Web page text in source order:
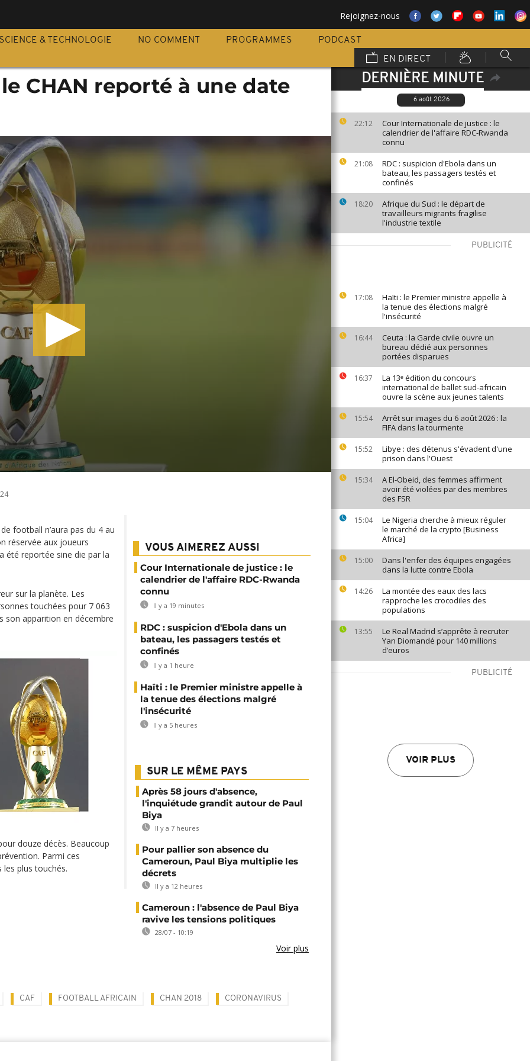
Rejoignez-nous
SCIENCE & TECHNOLOGIE NO COMMENT PROGRAMMES
PODCAST
EN DIRECT
DERNIÈRE MINUTE
6 août 2026
22:12
Cour Internationale de justice : le
calendrier de l'affaire RDC-Rwanda
connu
21:08
RDC : suspicion d'Ebola dans un
bateau, les passagers testés et
confinés
18:20
Afrique du Sud : le départ de
travailleurs migrants fragilise
l'industrie textile
PUBLICITÉ
17:08
Haïti : le Premier ministre appelle à
la tenue des élections malgré
l'insécurité
16:44
Ceuta : la Garde civile ouvre un
bureau dédié aux personnes
portées disparues
16:37
La 13ᵉ édition du concours
international de ballet sud-africain
ouvre la scène aux jeunes talents
15:54
Arrêt sur images du 6 août 2026 : la
FIFA dans la tourmente
15:52
Libye : des détenus s'évadent d'une
prison dans l'Ouest
15:34
A El-Obeid, des femmes affirment
avoir été violées par des membres
des FSR
15:04
Le Nigeria cherche à mieux réguler
le marché de la crypto [Business
Africa]
15:00
Dans l'enfer des équipes engagées
dans la lutte contre Ebola
14:26
La montée des eaux des lacs
rapproche les crocodiles des
populations
13:55
Le Real Madrid s’apprête à recruter
Yan Diomandé pour 140 millions
d’euros
PUBLICITÉ
VOIR PLUS
CHAN reporté à une date
football n’aura pas du 4 au
réservée aux joueurs
été reportée sine die par la
sur la planète. Les
touchées pour 7 063
son apparition en décembre
douze décès. Beaucoup
Parmi ces
les plus touchés.
VOUS AIMEREZ AUSSI
Cour Internationale de justice : le
calendrier de l'affaire RDC-Rwanda
connu
Il y a 19 minutes
RDC : suspicion d'Ebola dans un
bateau, les passagers testés et
confinés
Il y a 1 heure
Haïti : le Premier ministre appelle à
la tenue des élections malgré
l'insécurité
Il y a 5 heures
SUR LE MÊME PAYS
Après 58 jours d'absence,
l'inquiétude grandit autour de Paul
Biya
Il y a 7 heures
Pour pallier son absence du
Cameroun, Paul Biya multiplie les
décrets
Il y a 12 heures
Cameroun : l'absence de Paul Biya
ravive les tensions politiques
28/07 - 10:19
Voir plus
CAF FOOTBALL AFRICAIN CHAN 2018 CORONAVIRUS